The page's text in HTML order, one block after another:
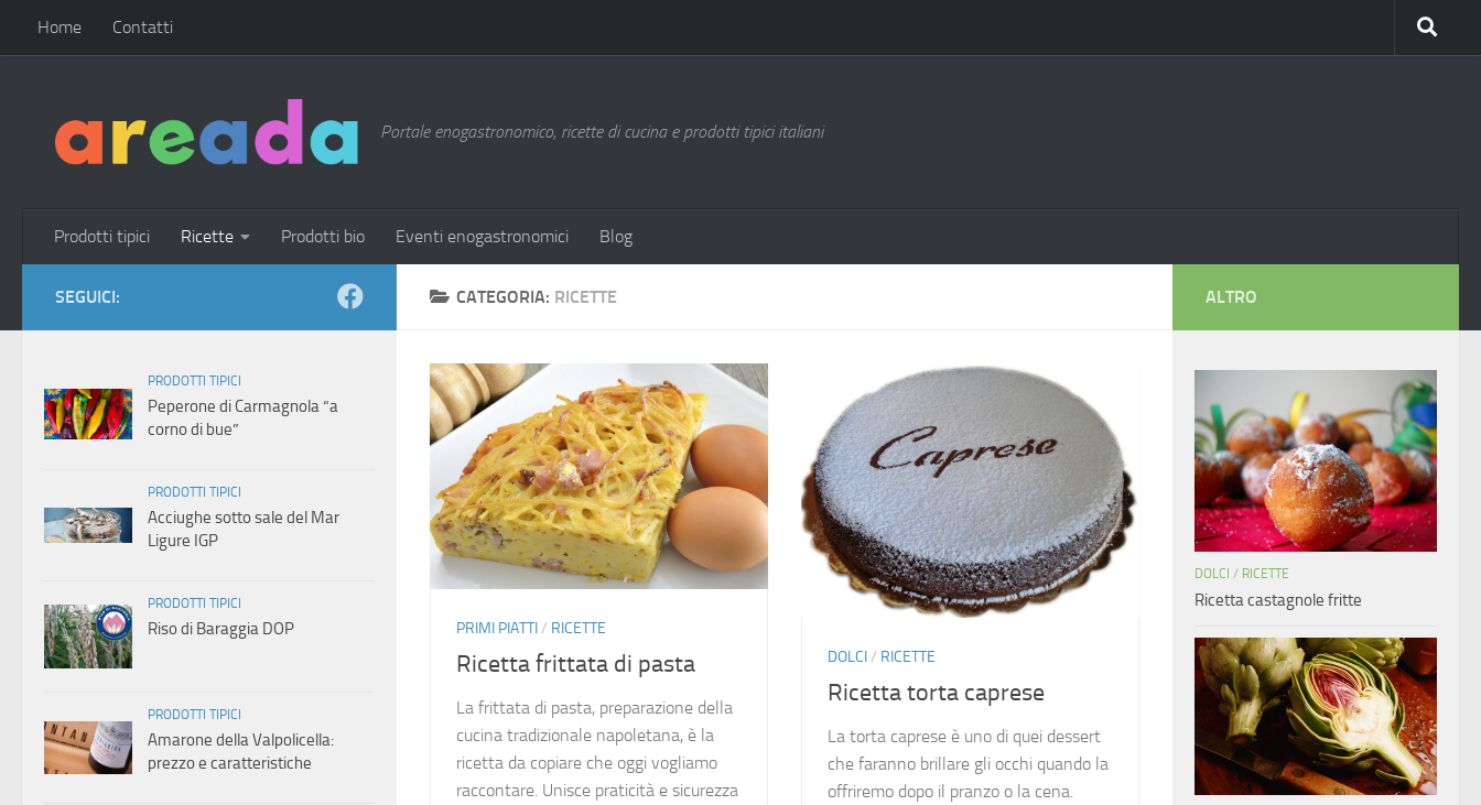
Sotto il contenuto
Home Contatti
Portale enogastronomico, ricette di cucina e prodotti tipici italiani
Prodotti tipici Ricette Prodotti bio Eventi enogastronomici Blog
CATEGORIA: RICETTE
PRIMI PIATTI/ RICETTE
Ricetta frittata di pasta
La frittata di pasta, preparazione della
cucina tradizionale napoletana, è la
ricetta da copiare che oggi vogliamo
raccontare. Unisce praticità e sicurezza
DOLCI/ RICETTE
Ricetta torta caprese
La torta caprese è uno di quei dessert
che faranno brillare gli occhi quando la
offriremo dopo il pranzo o la cena.
SEGUICI:
PRODOTTI TIPICI
Peperone di Carmagnola “a
corno di bue”
PRODOTTI TIPICI
Acciughe sotto sale del Mar
Ligure IGP
PRODOTTI TIPICI
Riso di Baraggia DOP
PRODOTTI TIPICI
Amarone della Valpolicella:
prezzo e caratteristiche
ALTRO
DOLCI / RICETTE
Ricetta castagnole fritte